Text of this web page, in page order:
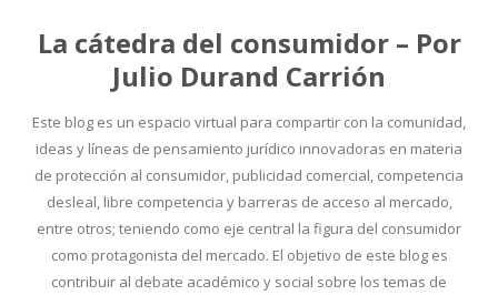
La cátedra del consumidor – Por
Julio Durand Carrión
Este blog es un espacio virtual para compartir con la comunidad,
ideas y líneas de pensamiento jurídico innovadoras en materia
de protección al consumidor, publicidad comercial, competencia
desleal, libre competencia y barreras de acceso al mercado,
entre otros; teniendo como eje central la figura del consumidor
como protagonista del mercado. El objetivo de este blog es
contribuir al debate académico y social sobre los temas de